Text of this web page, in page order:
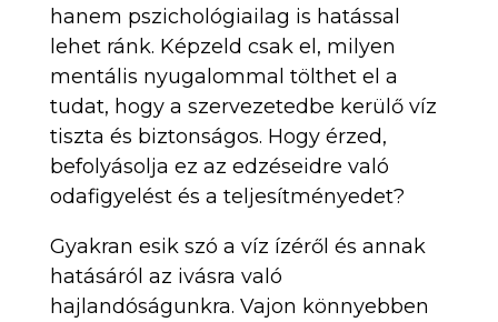
hanem pszichológiailag is hatással
lehet ránk. Képzeld csak el, milyen
mentális nyugalommal tölthet el a
tudat, hogy a szervezetedbe kerülő víz
tiszta és biztonságos. Hogy érzed,
befolyásolja ez az edzéseidre való
odafigyelést és a teljesítményedet?
Gyakran esik szó a víz ízéről és annak
hatásáról az ivásra való
hajlandóságunkra. Vajon könnyebben